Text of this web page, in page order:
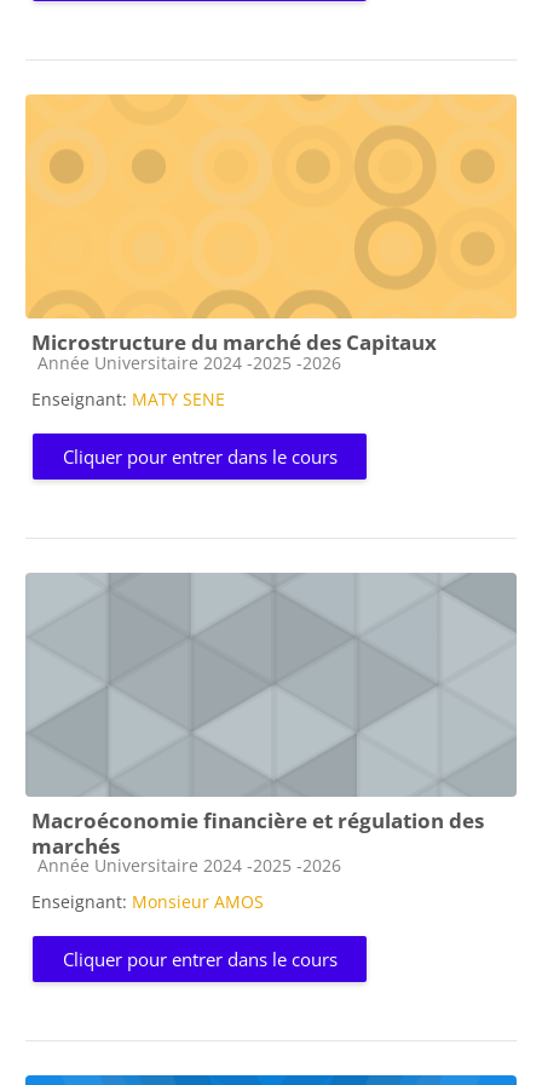
Microstructure du marché des Capitaux
Catégorie de cours
Année Universitaire 2024 -2025 -2026
Enseignant: MATY SENE
Cliquer pour entrer dans le cours
Macroéconomie financière et régulation des
marchés
Catégorie de cours
Année Universitaire 2024 -2025 -2026
Enseignant: Monsieur AMOS
Cliquer pour entrer dans le cours